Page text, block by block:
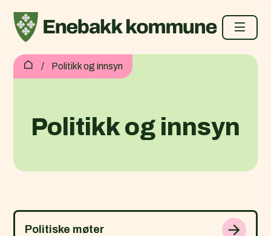
Du er her:Politikk og innsyn
Politikk og innsyn
Politiske møter